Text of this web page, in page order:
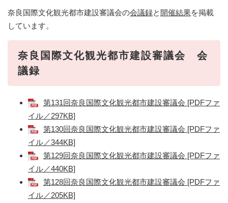
奈良国際文化観光都市建設審議会の会議録と 開催結果を掲載
しています。
奈良国際文化観光都市建設審議会 会
議録
第131回奈良国際文化観光都市建設審議会 [PDFファ
イル／297KB]
第130回奈良国際文化観光都市建設審議会 [PDFファ
イル／344KB]
第129回奈良国際文化観光都市建設審議会 [PDFファ
イル／440KB]
第128回奈良国際文化観光都市建設審議会 [PDFファ
イル／205KB]